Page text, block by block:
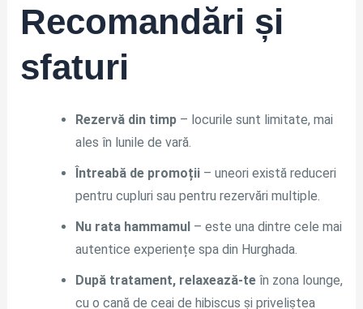
Recomandări și
sfaturi
Rezervă din timp– locurile sunt limitate, mai
ales în lunile de vară.
Întreabă de promoții– uneori există reduceri
pentru cupluri sau pentru rezervări multiple.
Nu rata hammamul– este una dintre cele mai
autentice experiențe spa din Hurghada.
După tratament, relaxează-teîn zona lounge,
cu o cană de ceai de hibiscus și priveliștea